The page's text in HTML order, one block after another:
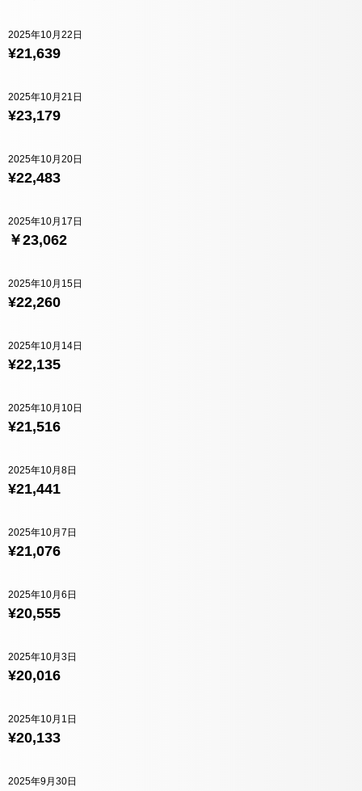
¥21,639
2025年10月22日
¥23,179
2025年10月21日
¥22,483
2025年10月20日
￥23,062
2025年10月17日
¥22,260
2025年10月15日
¥22,135
2025年10月14日
¥21,516
2025年10月10日
¥21,441
2025年10月8日
¥21,076
2025年10月7日
¥20,555
2025年10月6日
¥20,016
2025年10月3日
¥20,133
2025年10月1日
2025年9月30日